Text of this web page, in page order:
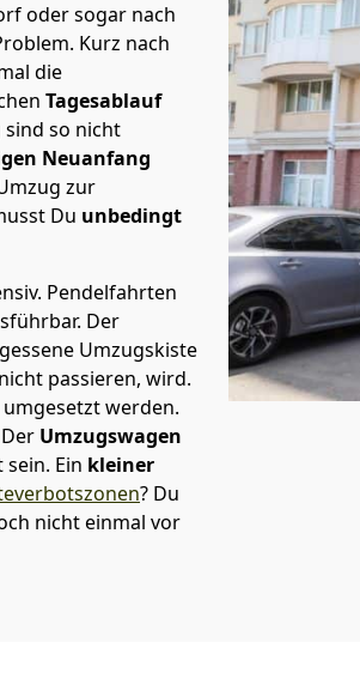
oder sogar nach
Kurz nach
die
Tagesablauf
so nicht
Neuanfang
zur
Du unbedingt
Pendelfahrten
Der
Umzugskiste
passieren, wird.
werden.
Umzugswagen
Ein kleiner
? Du
nicht einmal vor